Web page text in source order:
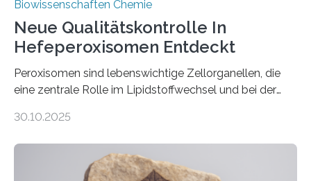
Biowissenschaften Chemie
Neue Qualitätskontrolle In
Hefeperoxisomen Entdeckt
Peroxisomen sind lebenswichtige Zellorganellen, die
eine zentrale Rolle im Lipidstoffwechsel und bei der
erfüllen können, müssen zahlreiche Enzyme präzise in
der Ruhr-Universität Bochum um Prof. Dr. Ralf Erdmann
und Dr. Ismaila Francis Yusuf hat nun einen bislang
30.10.2025